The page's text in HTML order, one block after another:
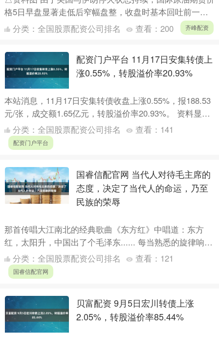
格5日早盘显著走低后窄幅盘整，收盘时基本回吐前一日
涨幅。 截至5日收盘，纽约商品交易所6月交货的轻质原
分类： 全国股票配资公司排名 查看： 200 齐峰配资
配资门户平台 11月17日安集转债上
涨0.55%，转股溢价率20.93%
本站消息，11月17日安集转债收盘上涨0.55%，报188.53
元/张，成交额1.65亿元，转股溢价率20.93%。 资料显
示，安集转债信用级别为“AA-”，债....
分类： 全国股票配资公司排名 查看： 141
配资门户平台
国睿信配官网 当代人对待毛主席的
态度，决定了当代人的命运，乃至
民族的荣辱
那首传唱大江南北的经典歌曲《东方红》中唱道：东方
红，太阳升，中国出了个毛泽东...... 每当熟悉的旋律响
起，总能唤起无数珍贵的记忆，激荡着亿万中国人的心
弦，点....
分类： 全国股票配资公司排名 查看： 121
国睿信配官网
贝富配资 9月5日宏川转债上涨
2.05%，转股溢价率85.44%